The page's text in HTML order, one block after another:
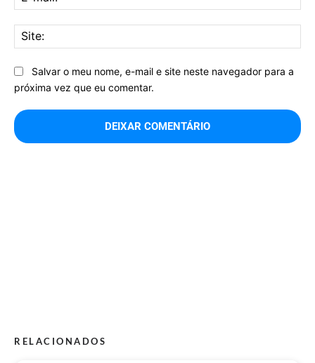
Salvar o meu nome, e-mail e site neste navegador para a
próxima vez que eu comentar.
RELACIONADOS